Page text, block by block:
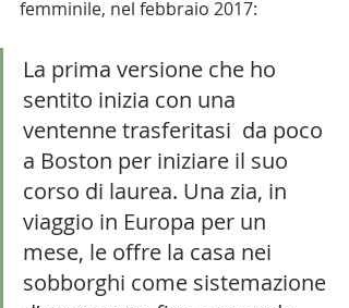
femminile, nel febbraio 2017:
La prima versione che ho
sentito inizia con una
ventenne trasferitasi  da poco
a Boston per iniziare il suo
corso di laurea. Una zia, in
viaggio in Europa per un
mese, le offre la casa nei
sobborghi come sistemazione